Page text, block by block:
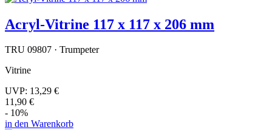
Acryl-Vitrine 117 x 117 x 206 mm
TRU 09807 · Trumpeter
Vitrine
UVP: 13,29 €
11,90 €
- 10%
in den Warenkorb